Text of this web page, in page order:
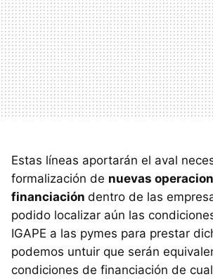
Estas líneas aportarán el aval
formalización de nuevas
financiación dentro de las
podido localizar aún las
IGAPE a las pymes para prestar
podemos untuir que serán
condiciones de financiación de